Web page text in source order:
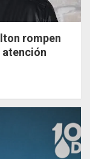
rompen
atención